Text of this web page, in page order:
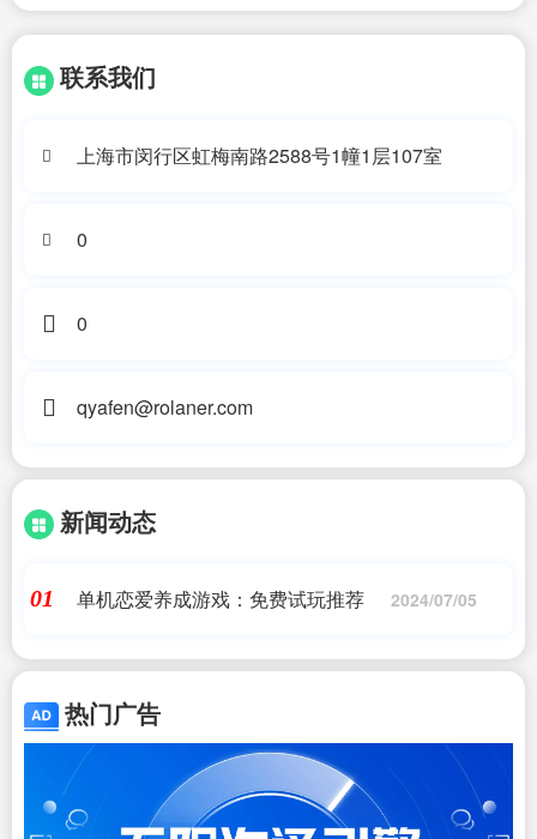
联系我们
上海市闵行区虹梅南路2588号1幢1层107室
0
0
qyafen@rolaner.com
新闻动态
01 单机恋爱养成游戏：免费试玩推荐 2024/07/05
热门广告